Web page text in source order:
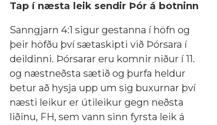
Tap í næsta leik sendir Þór á botninn
Sanngjarn 4:1 sigur gestanna í höfn og
þeir höfðu því sætaskipti við Þórsara í
deildinni. Þórsarar eru komnir niður í 11.
og næstneðsta sætið og þurfa heldur
betur að hysja upp um sig buxurnar því
næsti leikur er útileikur gegn neðsta
liðinu, FH, sem vann sinn fyrsta leik á